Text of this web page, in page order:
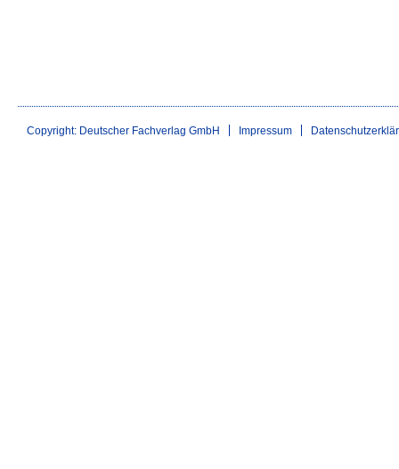
Copyright: Deutscher Fachverlag GmbH Impressum